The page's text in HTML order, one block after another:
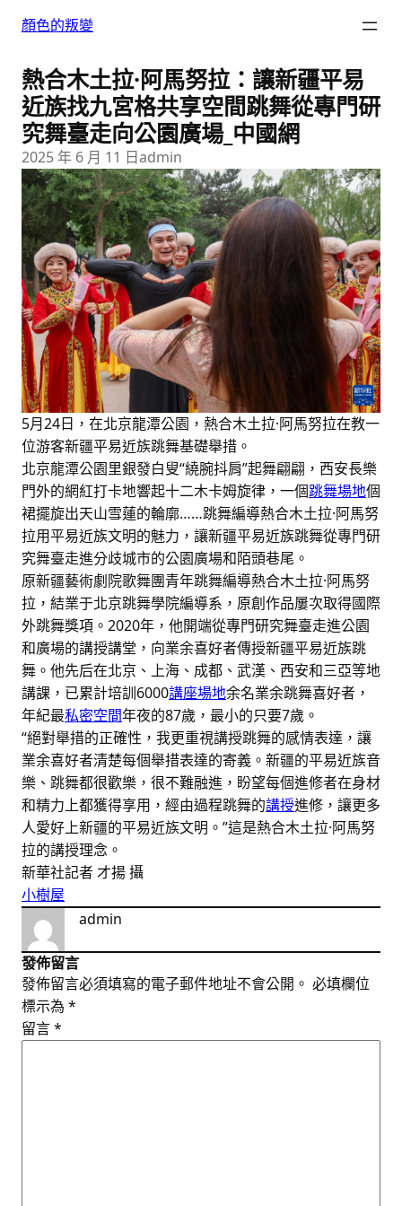
顏色的叛變
熱合木土拉·阿馬努拉：讓新疆平易
近族找九宮格共享空間跳舞從專門研
究舞臺走向公園廣場_中國網
2025 年 6 月 11 日admin
5月24日，在北京龍潭公園，熱合木土拉·阿馬努拉在教一
位游客新疆平易近族跳舞基礎舉措。
北京龍潭公園里銀發白叟“繞腕抖肩”起舞翩翩，西安長樂
門外的網紅打卡地響起十二木卡姆旋律，一個跳舞場地個
裙擺旋出天山雪蓮的輪廓……跳舞編導熱合木土拉·阿馬努
拉用平易近族文明的魅力，讓新疆平易近族跳舞從專門研
究舞臺走進分歧城市的公園廣場和陌頭巷尾。
原新疆藝術劇院歌舞團青年跳舞編導熱合木土拉·阿馬努
拉，結業于北京跳舞學院編導系，原創作品屢次取得國際
外跳舞獎項。2020年，他開端從專門研究舞臺走進公園
和廣場的講授講堂，向業余喜好者傳授新疆平易近族跳
舞。他先后在北京、上海、成都、武漢、西安和三亞等地
講課，已累計培訓6000講座場地余名業余跳舞喜好者，
年紀最私密空間年夜的87歲，最小的只要7歲。
“絕對舉措的正確性，我更重視講授跳舞的感情表達，讓
業余喜好者清楚每個舉措表達的寄義。新疆的平易近族音
樂、跳舞都很歡樂，很不難融進，盼望每個進修者在身材
和精力上都獲得享用，經由過程跳舞的講授進修，讓更多
人愛好上新疆的平易近族文明。”這是熱合木土拉·阿馬努
拉的講授理念。
新華社記者 才揚 攝
小樹屋
admin
發佈留言
發佈留言必須填寫的電子郵件地址不會公開。 必填欄位
標示為 *
留言*